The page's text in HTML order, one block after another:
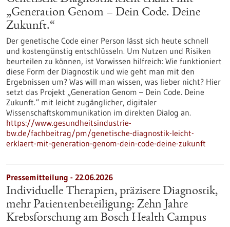
„Generation Genom – Dein Code. Deine
Zukunft.“
Der genetische Code einer Person lässt sich heute schnell
und kostengünstig entschlüsseln. Um Nutzen und Risiken
beurteilen zu können, ist Vorwissen hilfreich: Wie funktioniert
diese Form der Diagnostik und wie geht man mit den
Ergebnissen um? Was will man wissen, was lieber nicht? Hier
setzt das Projekt „Generation Genom – Dein Code. Deine
Zukunft.“ mit leicht zugänglicher, digitaler
Wissenschaftskommunikation im direkten Dialog an.
https://www.gesundheitsindustrie-
bw.de/fachbeitrag/pm/genetische-diagnostik-leicht-
erklaert-mit-generation-genom-dein-code-deine-zukunft
Pressemitteilung - 22.06.2026
Individuelle Therapien, präzisere Diagnostik,
mehr Patientenbeteiligung: Zehn Jahre
Krebsforschung am Bosch Health Campus